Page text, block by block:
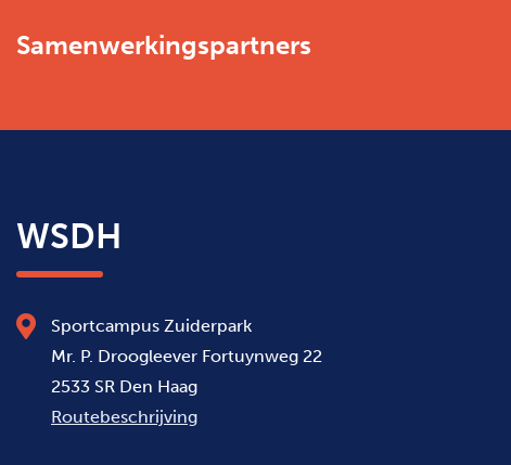
Samenwerkingspartners
WSDH
Sportcampus Zuiderpark
Mr. P. Droogleever Fortuynweg 22
2533 SR Den Haag
Routebeschrijving